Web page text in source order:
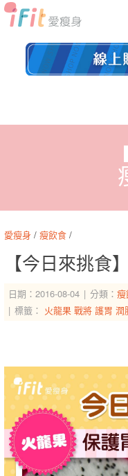
愛瘦身 / 瘦飲食 /
【今日來挑
日期：2016-08-04 分類：
標籤： 火龍果 戰將 護胃 潤